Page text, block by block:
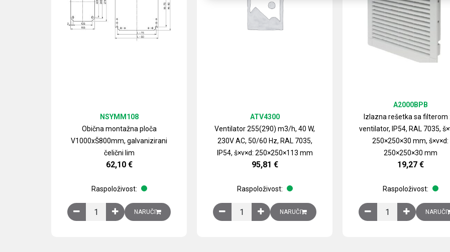
Obična montažna ploča
V1000xŠ800mm, galvanizirani
čelični lim
NSYMM108
62,10 €
Raspoloživost:
Obična montažna ploča V1000xŠ800mm, galvanizirani čelični lim količina
NARUČI
Ventilator 255(290) m3/h, 40 W,
230V AC, 50/60 Hz, RAL 7035,
IP54, š×v×d: 250×250×113 mm
ATV4300
95,81 €
Raspoloživost:
Ventilator 255(290) m3/h, 40 W, 230V AC, 50/60 Hz, RAL 7035,
NARUČI
Izlazna rešetka sa filterom
ventilator, IP54, RAL 7035,
250×250×30 mm, š×v×d:
250×250×30 mm
A2000BPB
19,27 €
Raspoloživost:
Izlazna rešetka saNARUČI